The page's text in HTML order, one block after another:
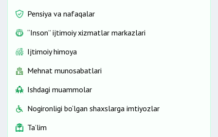
Pensiya va nafaqalar
“Inson” ijtimoiy xizmatlar markazlari
Ijtimoiy himoya
Mehnat munosabatlari
Ishdagi muammolar
Nogironligi bo‘lgan shaxslarga imtiyozlar
Ta’lim